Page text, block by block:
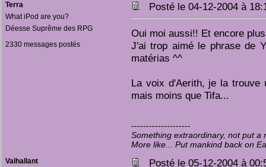
Terra
What iPod are you?
Déesse Suprême des RPG
2330 messages postés
Posté le 04-12-2004 à
Oui moi aussi!! Et encore
J'ai trop aimé le phrase de
matérias ^^
La voix d'Aerith, je la trouve
mais moins que Tifa...
--------------------
Something extraordinary, not put a
More like... Put mankind back on
Valhallant
Posté le 05-12-2004 à